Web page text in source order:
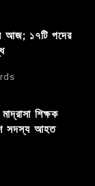
আজ; ১৭টি পদের
শিক্ষক
সদস্য আহত